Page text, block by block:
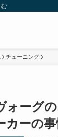
チューニング
ォーグ
カーの